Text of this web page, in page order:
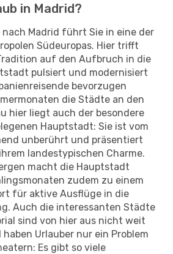
in Madrid?
nach Madrid führt Sie in eine der
Südeuropas. Hier trifft
auf den Aufbruch in die
pulsiert und modernisiert
bevorzugen
die Städte an den
hier liegt auch der besondere
Hauptstadt: Sie ist vom
unberührt und präsentiert
landestypischen Charme.
macht die Hauptstadt
zudem zu einem
für aktive Ausflüge in die
Auch die interessanten Städte
sind von hier aus nicht weit
Urlauber nur ein Problem
Es gibt so viele